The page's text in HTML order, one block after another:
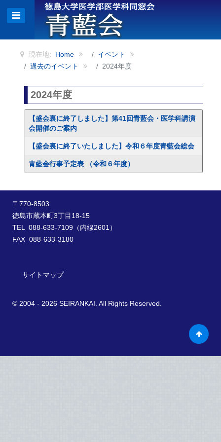
現在地: Home
イベント
過去のイベント
2024年度
2024年度
記事タイトル
【盛会裏に終了しました】第41回青藍会・医学科講演
会開催のご案内
【盛会裏に終了いたしました】令和６年度青藍会総会
青藍会行事予定表 （令和６年度）
〒770-8503
徳島市蔵本町3丁目18-15
TEL 088-633-7109（内線2601）
FAX 088-633-3180
サイトマップ
© 2004 - 2026 SEIRANKAI. All Rights Reserved.